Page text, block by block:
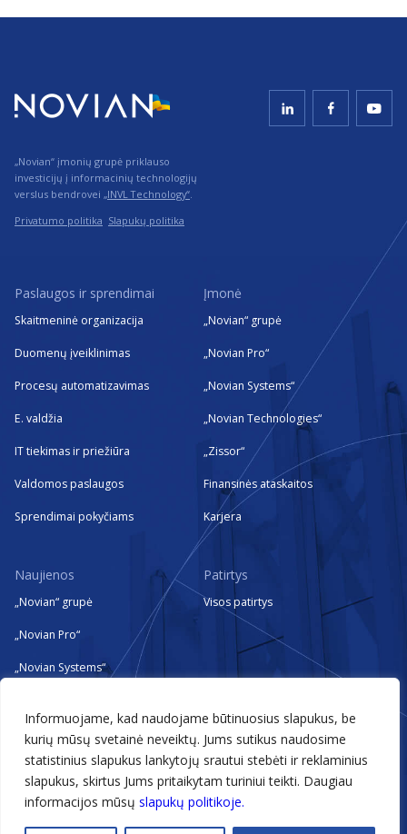
Informuojame, kad naudojame būtinuosius slapukus, be
kurių mūsų svetainė neveiktų. Jums sutikus naudosime
statistinius slapukus lankytojų srautui stebėti ir reklaminius
slapukus, skirtus Jums pritaikytam turiniui teikti. Daugiau
informacijos mūsų slapukų politikoje.
„Novian“ įmonių grupė priklauso
investicijų į informacinių technologijų
verslus bendrovei „INVL Technology“.
Privatumo politika Slapukų politika
Paslaugos ir sprendimai
Skaitmeninė organizacija
Duomenų įveiklinimas
Procesų automatizavimas
E. valdžia
IT tiekimas ir priežiūra
Valdomos paslaugos
Sprendimai pokyčiams
Įmonė
„Novian“ grupė
„Novian Pro“
„Novian Systems“
„Novian Technologies“
„Zissor“
Finansinės ataskaitos
Karjera
Naujienos
„Novian“ grupė
„Novian Pro“
„Novian Systems“
„Zissor“
Renginiai
Patirtys
Visos patirtys